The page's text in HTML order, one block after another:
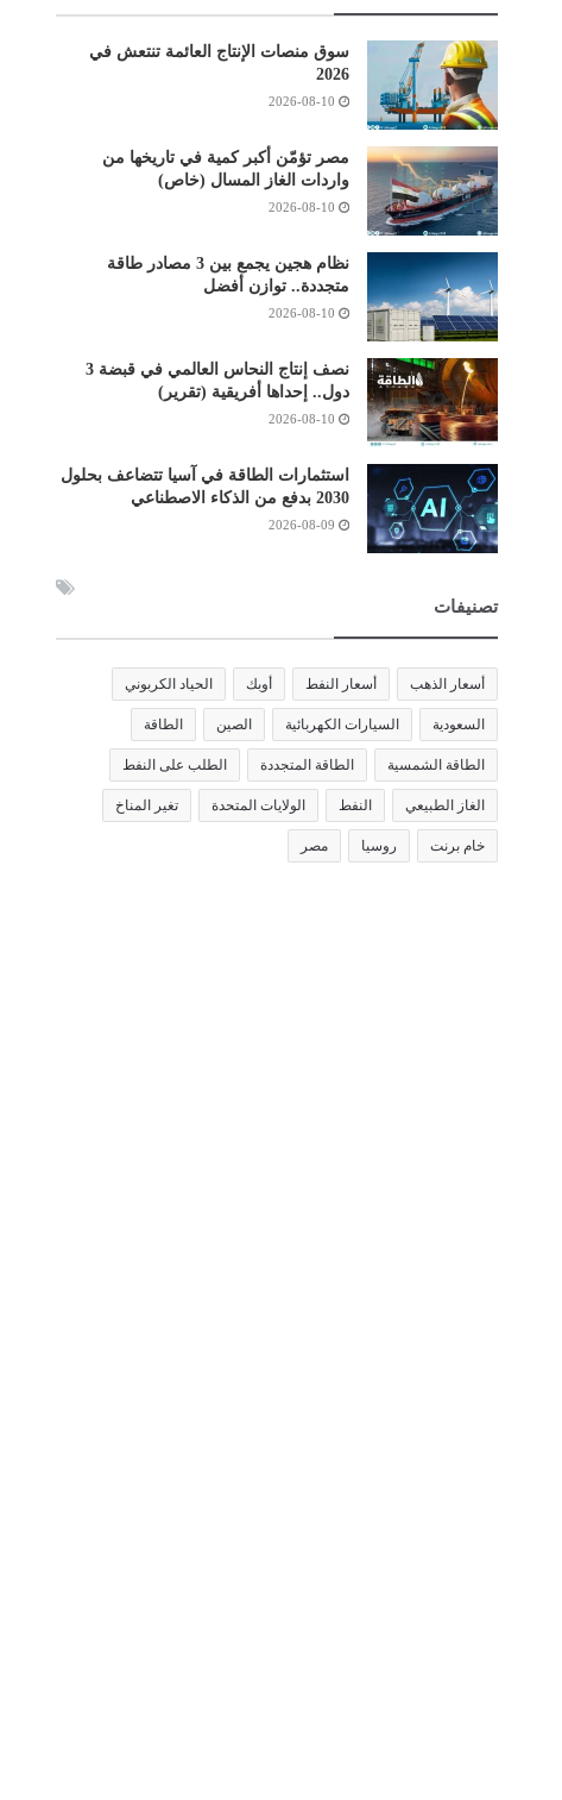
سوق منصات الإنتاج العائمة تنتعش في
2026
2026-08-10
مصر تؤمّن أكبر كمية في تاريخها من
واردات الغاز المسال (خاص)
2026-08-10
نظام هجين يجمع بين 3 مصادر طاقة
متجددة.. توازن أفضل
2026-08-10
نصف إنتاج النحاس العالمي في قبضة 3
دول.. إحداها أفريقية (تقرير)
2026-08-10
استثمارات الطاقة في آسيا تتضاعف بحلول
2030 بدفع من الذكاء الاصطناعي
2026-08-09
تصنيفات
أسعار الذهب أسعار النفط أوبك الحياد الكربوني
السعودية السيارات الكهربائية الصين الطاقة
الطاقة الشمسية الطاقة المتجددة الطلب على النفط
الغاز الطبيعي النفط الولايات المتحدة تغير المناخ
خام برنت روسيا مصر